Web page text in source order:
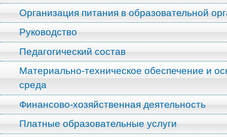
Организация питания в образовательной
Руководство
Педагогический состав
Материально-техническое обеспечение и
среда
Финансово-хозяйственная деятельность
Платные образовательные услуги